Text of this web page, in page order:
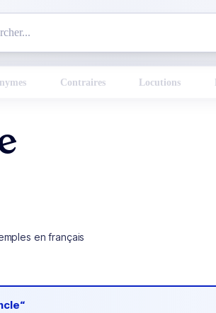
Contraires Locutions
en français